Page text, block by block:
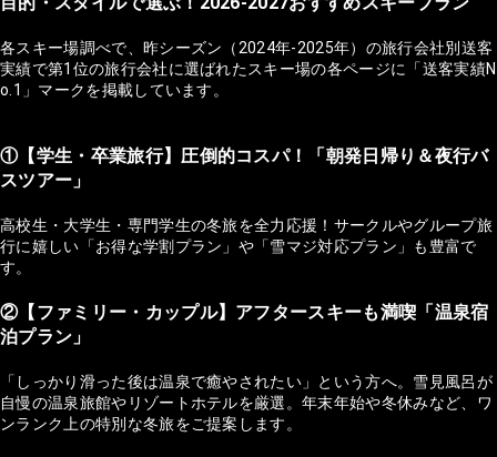
各スキー場調べで、昨シーズン（2024年-2025年）の旅行会社別送客
実績で第1位の旅行会社に選ばれたスキー場の各ページに「送客実績N
o.1」マークを掲載しています。
①【学生・卒業旅行】圧倒的コスパ！「朝発日帰り＆夜行バ
スツアー」
高校生・大学生・専門学生の冬旅を全力応援！サークルやグループ旅
行に嬉しい「お得な学割プラン」や「雪マジ対応プラン」も豊富で
す。
②【ファミリー・カップル】アフタースキーも満喫「温泉宿
泊プラン」
「しっかり滑った後は温泉で癒やされたい」という方へ。雪見風呂が
自慢の温泉旅館やリゾートホテルを厳選。年末年始や冬休みなど、ワ
ンランク上の特別な冬旅をご提案します。